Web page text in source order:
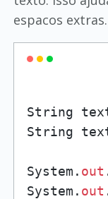
espacos extras.
String
String
System. out
System. out